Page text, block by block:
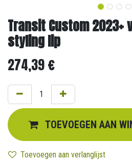
Transit Custom 2023+
styling lip
274,39€
TOEVOEGEN AAN
Toevoegen aan verlanglijst